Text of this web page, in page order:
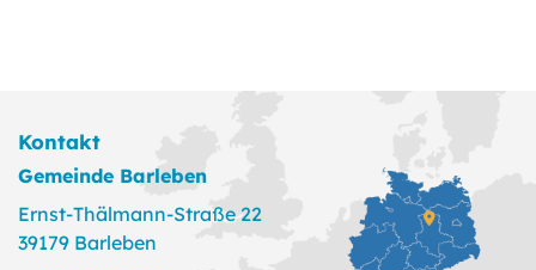
Kontakt
Gemeinde Barleben
Ernst-Thälmann-Straße 22
39179 Barleben